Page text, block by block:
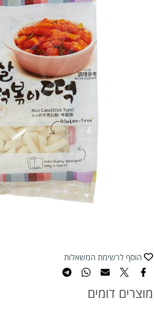
הוסף לרשימת המשאלות
מוצרים דומים